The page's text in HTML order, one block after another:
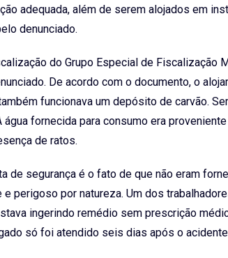
adequada, além de serem alojados em
denunciado.
do Grupo Especial de Fiscalização
De acordo com o documento, o
funcionava um depósito de carvão.
fornecida para consumo era
de ratos.
de segurança é o fato de que não eram
perigoso por natureza. Um dos
ingerindo remédio sem prescrição
só foi atendido seis dias após o